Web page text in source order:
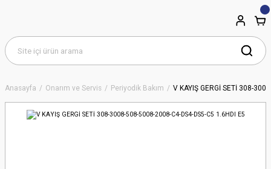
Anasayfa Onarım ve Servis Periyodik Bakım V KAYIŞ GERGİ SETİ 308-